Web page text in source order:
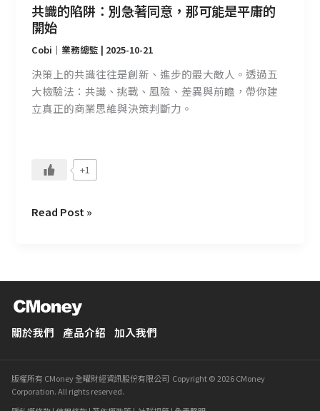
共識的陷阱：別急著同意，那可能是平庸的
開始
Cobi｜業務總監 | 2025-10-21
決策上的共識往往是創新、進步的最大敵人。透過五
大檢驗法：共識、挑戰、風險、差異與前瞻，帶你建
立真正的商業思維與決策判斷力。
+1
平
庸
的
開
始
Read Post »
關於我們 產品介紹 加入我們
版權所有 CMoney 全曜財經資訊股份有限公司 Copyright © 2026 CMoney
Corporation. All rights reserved.